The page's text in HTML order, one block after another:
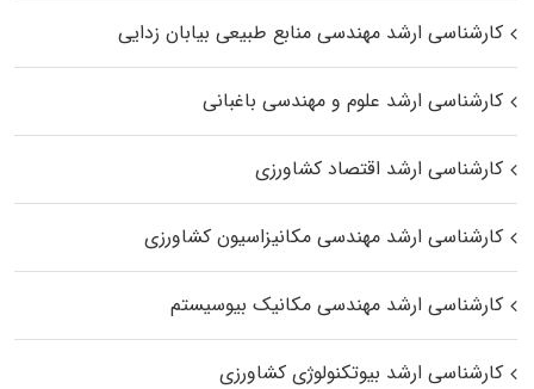
کارشناسی ارشد مهندسی منابع طبیعی بیابان زدایی
کارشناسی ارشد علوم و مهندسی باغبانی
کارشناسی ارشد اقتصاد کشاورزی
کارشناسی ارشد مهندسی مکانیزاسیون کشاورزی
کارشناسی ارشد مهندسی مکانیک بیوسیستم
کارشناسی ارشد بیوتکنولوژی کشاورزی